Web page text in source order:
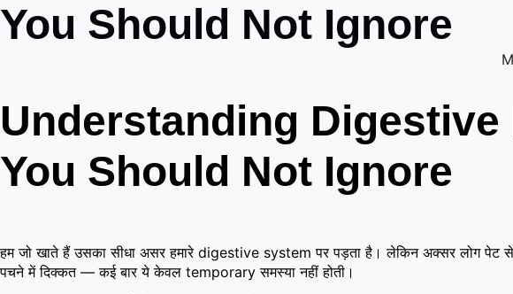
You Should Not Ignore
Understanding
You Should Not Ignore
हम जो खाते हैं उसका सीधा असर हमारे digestive system पर पड़ता है। लेकिन अक्सर लोग पेट
पचने में दिक्कत — कई बार ये केवल temporary समस्या नहीं होती।